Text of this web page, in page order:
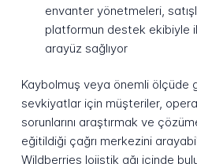
envanter yönetmeleri,
platformun destek ekibiyle
arayüz sağlıyor
Kaybolmuş veya önemli ölçüde
sevkiyatlar için müşteriler,
sorunlarını araştırmak ve
eğitildiği çağrı merkezini
Wildberries lojistik ağı içinde